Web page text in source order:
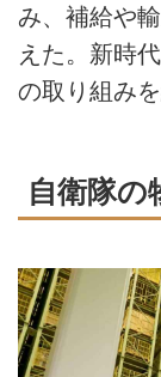
み、補給や
えた。新時
の取り組み
自衛隊の